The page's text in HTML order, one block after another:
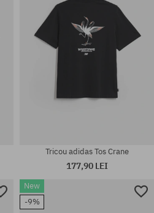
Mărimi existente:
Tricou adidas Tos Crane
177,90 LEI
New
-9%